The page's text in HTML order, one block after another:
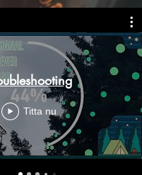
Titta nu